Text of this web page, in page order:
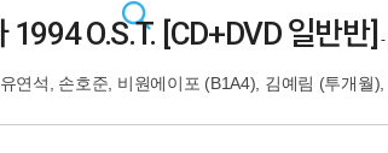
반
1994 O.S.T. [CD+DVD 일반반] -
유연석 손호준 비원에이포 (B1A4) 김예림 (투개월)